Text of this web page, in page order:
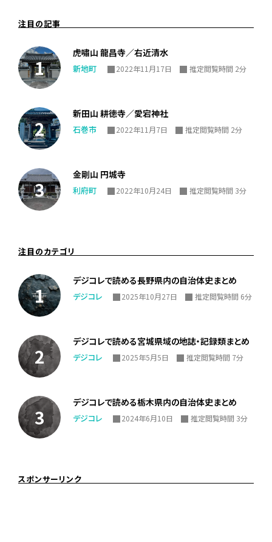
注目の記事
虎嘯山 龍昌寺／右近清水
新地町 2022年11月17日 推定閲覧時間 2分
新田山 耕徳寺／愛宕神社
石巻市 2022年11月7日 推定閲覧時間 2分
金剛山 円城寺
利府町 2022年10月24日 推定閲覧時間 3分
注目のカテゴリ
デジコレで読める長野県内の自治体史まとめ
デジコレ 2025年10月27日 推定閲覧時間 6分
デジコレで読める宮城県域の地誌・記録類まとめ
デジコレ 2025年5月5日 推定閲覧時間 7分
デジコレで読める栃木県内の自治体史まとめ
デジコレ 2024年6月10日 推定閲覧時間 3分
スポンサーリンク